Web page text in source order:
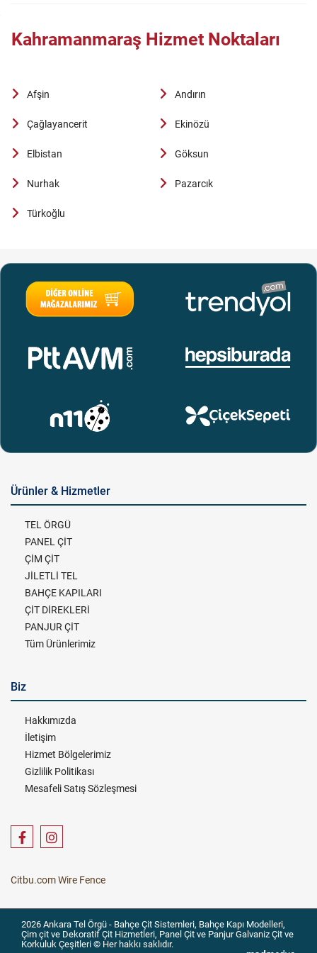
Kahramanmaraş Hizmet Noktaları
Afşin Andırın
Çağlayancerit Ekinözü
Elbistan Göksun
Nurhak Pazarcık
Türkoğlu
Ürünler & Hizmetler
TEL ÖRGÜ
PANEL ÇİT
ÇİM ÇİT
JİLETLİ TEL
BAHÇE KAPILARI
ÇİT DİREKLERİ
PANJUR ÇİT
Tüm Ürünlerimiz
Biz
Hakkımızda
İletişim
Hizmet Bölgelerimiz
Gizlilik Politikası
Mesafeli Satış Sözleşmesi
Citbu.com Wire Fence
2026 Ankara Tel Örgü - Bahçe Çit Sistemleri, Bahçe Kapı Modelleri,
Çim çit ve Dekoratif Çit Hizmetleri, Panel Çit ve Panjur Galvaniz Çit ve
Korkuluk Çeşitleri © Her hakkı saklıdır.